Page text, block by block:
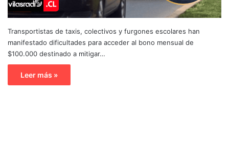
Transportistas de taxis, colectivos y furgones escolares han
manifestado dificultades para acceder al bono mensual de
$100.000 destinado a mitigar…
Leer más »